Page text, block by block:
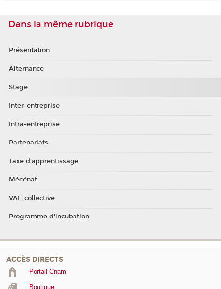
Dans la même rubrique
Présentation
Alternance
Stage
Inter-entreprise
Intra-entreprise
Partenariats
Taxe d'apprentissage
Mécénat
VAE collective
Programme d'incubation
ACCÈS DIRECTS
Portail Cnam
Boutique